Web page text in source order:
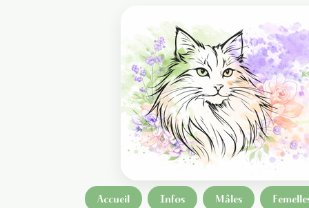
Accueil Infos Mâles